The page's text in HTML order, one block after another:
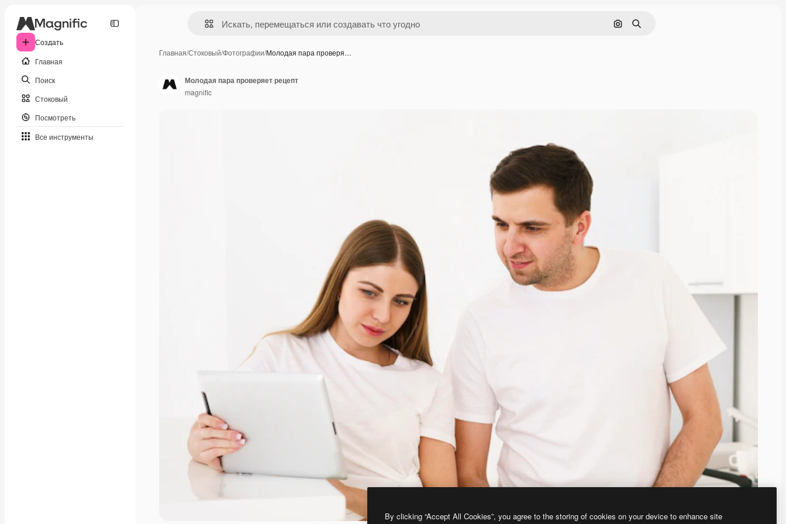
Создать
Главная
Поиск
Стоковый
Посмотреть
Все инструменты
Поиск по изображению
Поиск
Главная/Стоковый/Фотографии/Молодая пара проверя…
Молодая пара проверяет рецепт
magnific
By clicking “Accept All Cookies”, you agree to the storing of cookies on your device to enhance site